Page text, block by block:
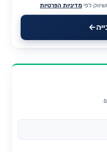
לפי מדיניות הפרטיות